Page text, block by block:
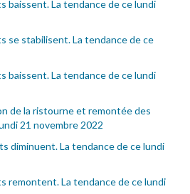
baissent. La tendance de ce lundi
se stabilisent. La tendance de ce
baissent. La tendance de ce lundi
de la ristourne et remontée des
21 novembre 2022
diminuent. La tendance de ce lundi
remontent. La tendance de ce lundi